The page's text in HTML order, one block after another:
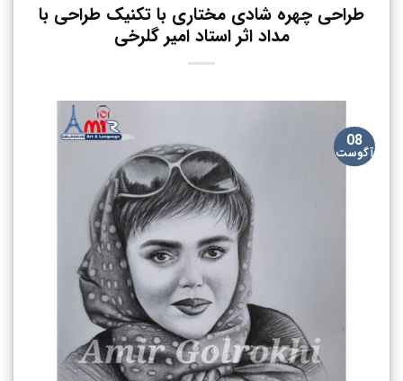
طراحی چهره شادی مختاری با تکنیک طراحی با
مداد اثر استاد امیر گلرخی
08
آگوست